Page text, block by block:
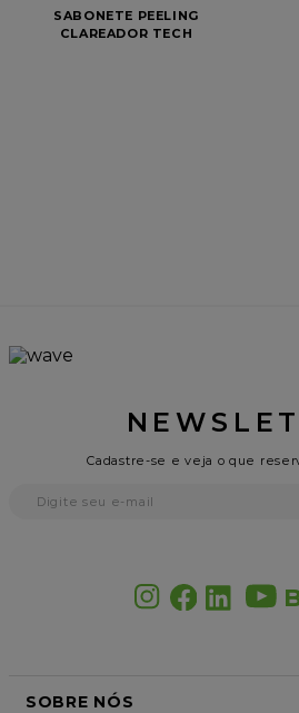
SABONETE PEELING
CLAREADOR TECH
Cadastre-se e veja o que
SOBRE NÓS